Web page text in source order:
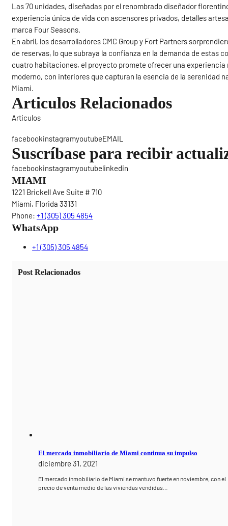
Las 70 unidades, diseñadas por el renombrado diseñador
experiencia única de vida con ascensores privados, detalles
marca Four Seasons.
En abril, los desarrolladores CMC Group y Fort Partners
de reservas, lo que subraya la confianza en la demanda de estas
cuatro habitaciones, el proyecto promete ofrecer una
moderno, con interiores que capturan la esencia de la serenidad
Miami.
Articulos Relacionados
Articulos
facebookinstagramyoutubeEMAIL
Suscríbase para recibir
facebookinstagramyoutubelinkedin
MIAMI
1221 Brickell Ave Suite # 710
Miami, Florida 33131
Phone: +1 (305) 305 4854
WhatsApp
+1 (305) 305 4854
Post Relacionados
El mercado inmobiliario de Miami continua su impulso
diciembre 31, 2021
El mercado inmobiliario de Miami se mantuvo fuerte en noviembre, con el
precio de venta medio de las viviendas vendidas…